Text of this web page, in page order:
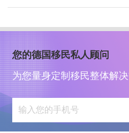
您的德国移民私人顾问
为您量身定制移民整体解